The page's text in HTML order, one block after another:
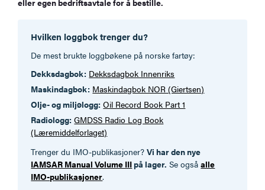
Hvilken loggbok trenger du?
De mest brukte loggbøkene på norske fartøy:
Dekksdagbok: Dekksdagbok Innenriks
Maskindagbok: Maskindagbok NOR (Giertsen)
Olje- og miljølogg: Oil Record Book Part 1
Radiologg: GMDSS Radio Log Book
(Læremiddelforlaget)
Trenger du IMO-publikasjoner?Vi har den nye
IAMSAR Manual Volume IIIpå lager. Se ogsåalle
IMO-publikasjoner.